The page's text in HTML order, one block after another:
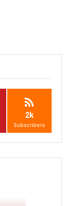
2k
Subscribers